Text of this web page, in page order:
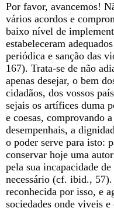
Por favor, avancemos!
vários acordos e
baixo nível de
estabeleceram
periódica e sanção das
167). Trata-se de não
apenas desejar, o bem
cidadãos, dos vossos
sejais os artífices duma
e coesas, comprovando
desempenhais, a
o poder serve para isto:
conservar hoje uma
pela sua incapacidade
necessário (cf. ibid.,
reconhecida por isso, e
sociedades onde viveis